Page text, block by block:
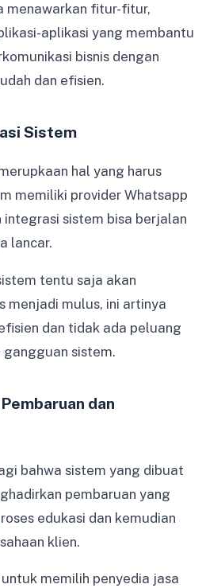
menawarkan fitur-fitur,
aplikasi yang membantu
bisnis dengan
dan efisien.
Sistem
hal yang harus
memiliki provider Whatsapp
integrasi sistem bisa berjalan
lancar.
tentu saja akan
menjadi mulus, ini artinya
dan tidak ada peluang
sistem.
dan
bahwa sistem yang dibuat
pembaruan yang
edukasi dan kemudian
klien.
memilih penyedia jasa